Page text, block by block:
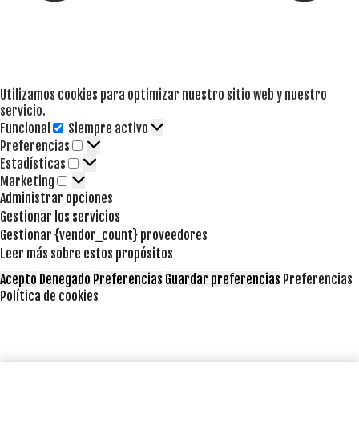
Utilizamos cookies para optimizar nuestro sitio web y nuestro
servicio.
Funcional
Funcional
Siempre activo
Preferencias
Preferencias
Estadísticas Estadísticas
Marketing Marketing
Administrar opciones
Gestionar los servicios
Gestionar {vendor_count} proveedores
Leer más sobre estos propósitos
Acepto Denegado Preferencias Guardar preferencias Preferencias
Política de cookies